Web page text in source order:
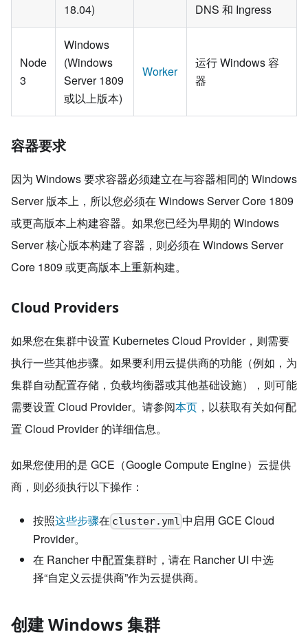
18.04)
DNS 和 Ingress
Node
3
Windows
(Windows
Server 1809
或以上版本)
Worker
运行 Windows 容
器
容器要求
因为 Windows 要求容器必须建立在与容器相同的 Windows
Server 版本上，所以您必须在 Windows Server Core 1809
或更高版本上构建容器。如果您已经为早期的 Windows
Server 核心版本构建了容器，则必须在 Windows Server
Core 1809 或更高版本上重新构建。
Cloud Providers
如果您在集群中设置 Kubernetes Cloud Provider，则需要
执行一些其他步骤。如果要利用云提供商的功能（例如，为
集群自动配置存储，负载均衡器或其他基础设施），则可能
需要设置 Cloud Provider。请参阅本页 ，以获取有关如何配
置 Cloud Provider 的详细信息。
如果您使用的是 GCE（Google Compute Engine）云提供
商，则必须执行以下操作：
按照这些步骤在 cluster.yml 中启用 GCE Cloud
Provider。
在 Rancher 中配置集群时，请在 Rancher UI 中选
择“自定义云提供商”作为云提供商。
创建 Windows 集群